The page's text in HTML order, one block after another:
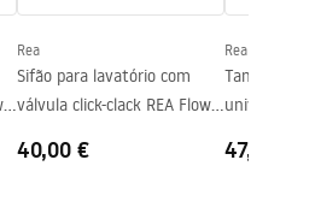
Rea
Sifão para lavatório com
válvula click-clack REA Flow
40,00 €
Rea
Tampão de
universal
47,00 €